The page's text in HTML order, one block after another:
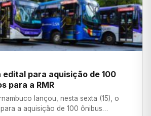
edital para aquisição de 100
para a RMR
lançou, nesta sexta (15), o
a aquisição de 100 ônibus…